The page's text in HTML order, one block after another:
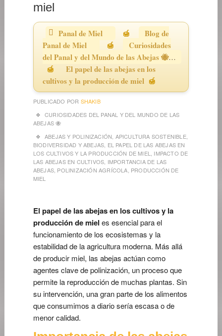
miel
Panal de Miel
Blog de
Panal de Miel
Curiosidades
del Panal y del Mundo de las Abejas 🐝
El papel de las abejas en los
cultivos y la producción de miel
PUBLICADO POR SHAKIB
CURIOSIDADES DEL PANAL Y DEL MUNDO DE LAS
ABEJAS 🐝
ABEJAS Y POLINIZACIÓN APICULTURA SOSTENIBLE,
BIODIVERSIDAD Y ABEJAS EL PAPEL DE LAS ABEJAS EN
LOS CULTIVOS Y LA PRODUCCIÓN DE MIEL
IMPACTO DE
LAS ABEJAS EN CULTIVOS IMPORTANCIA DE LAS
ABEJAS POLINIZACIÓN AGRÍCOLA PRODUCCIÓN DE
MIEL
El papel de las abejas en los cultivos y la
producción de miel es esencial para el
funcionamiento de los ecosistemas y la
estabilidad de la agricultura moderna. Más allá
de producir miel, las abejas actúan como
agentes clave de polinización, un proceso que
permite la reproducción de muchas plantas. Sin
su intervención, una gran parte de los alimentos
que consumimos a diario sería escasa o de
menor calidad.